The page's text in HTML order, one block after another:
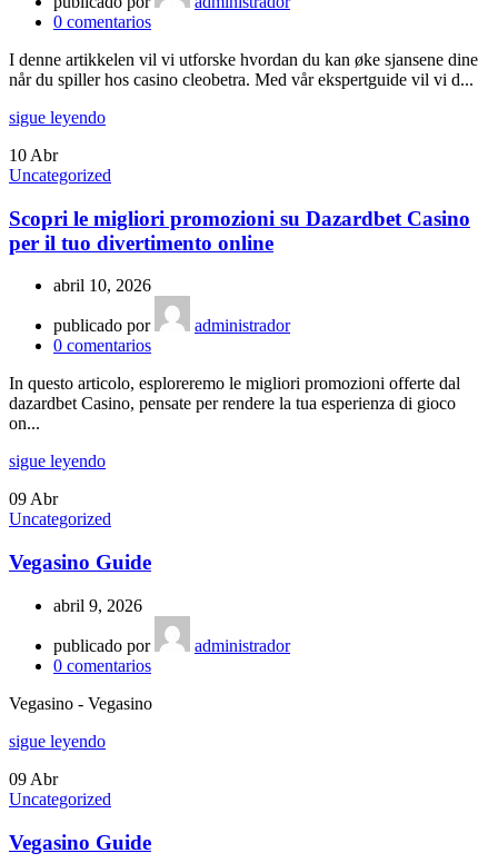
0 comentarios
I denne artikkelen vil vi utforske hvordan du kan øke sjansene dine
når du spiller hos casino cleobetra. Med vår ekspertguide vil vi d...
sigue leyendo
10 Abr
Uncategorized
Scopri le migliori promozioni su Dazardbet Casino
per il tuo divertimento online
abril 10, 2026
publicado por
administrador
0 comentarios
In questo articolo, esploreremo le migliori promozioni offerte dal
dazardbet Casino, pensate per rendere la tua esperienza di gioco
on...
sigue leyendo
09 Abr
Uncategorized
Vegasino Guide
abril 9, 2026
publicado por
administrador
0 comentarios
Vegasino - Vegasino
sigue leyendo
09 Abr
Uncategorized
Vegasino Guide